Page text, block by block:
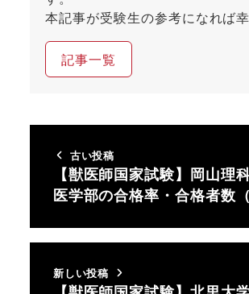
本記事が受験生の参考になれば幸
記事一覧
古い投稿
【獣医師国家試験】岡山理
医学部の合格率・合格者数
新しい投稿